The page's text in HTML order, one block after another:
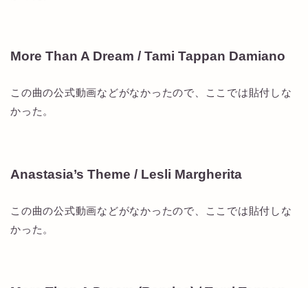
More Than A Dream / Tami Tappan Damiano
この曲の公式動画などがなかったので、ここでは貼付しな
かった。
Anastasia’s Theme / Lesli Margherita
この曲の公式動画などがなかったので、ここでは貼付しな
かった。